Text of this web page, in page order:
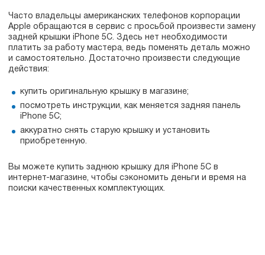
Часто владельцы американских телефонов корпорации
Apple обращаются в сервис с просьбой произвести замену
задней крышки iPhone 5С. Здесь нет необходимости
платить за работу мастера, ведь поменять деталь можно
и самостоятельно. Достаточно произвести следующие
действия:
купить оригинальную крышку в магазине;
посмотреть инструкции, как меняется задняя панель
iPhone 5С;
аккуратно снять старую крышку и установить
приобретенную.
Вы можете купить заднюю крышку для iPhone 5С в
интернет-магазине, чтобы сэкономить деньги и время на
поиски качественных комплектующих.